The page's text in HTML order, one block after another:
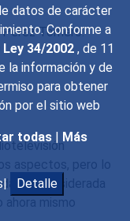
datos de carácter
Conforme a
34/2002 , de 11
la información y de
para obtener
por el sitio web
todas | Más
Detalle
Pérez Tornero.
aspectos, pero lo
ser considerada
ahora mismo